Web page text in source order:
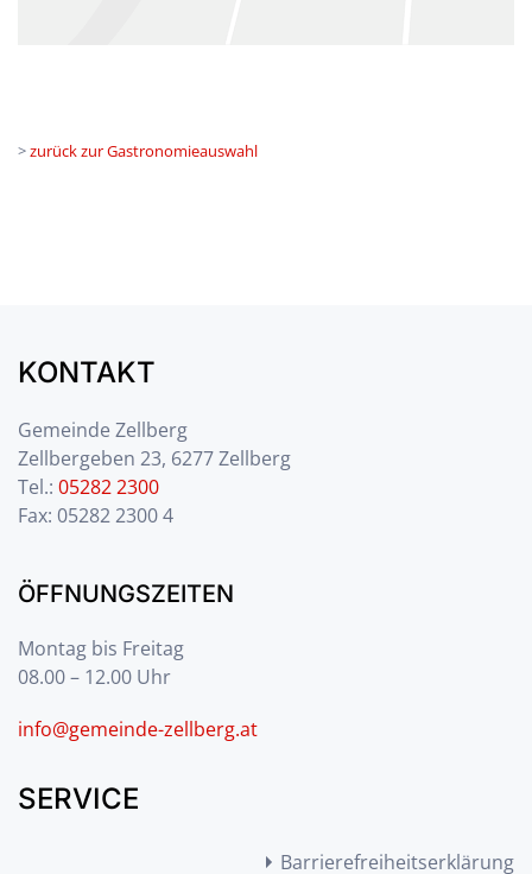
>zurück zur Gastronomieauswahl
KONTAKT
Gemeinde Zellberg
Zellbergeben 23, 6277 Zellberg
Tel.: 05282 2300
Fax: 05282 2300 4
ÖFFNUNGSZEITEN
Montag bis Freitag
08.00 – 12.00 Uhr
info@gemeinde-zellberg.at
SERVICE
Barrierefreiheitserklärung